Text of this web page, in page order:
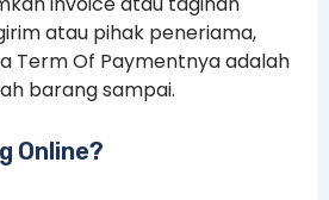
atau pihak peneriama,
Term Of Paymentnya adalah
barang sampai.
Online?